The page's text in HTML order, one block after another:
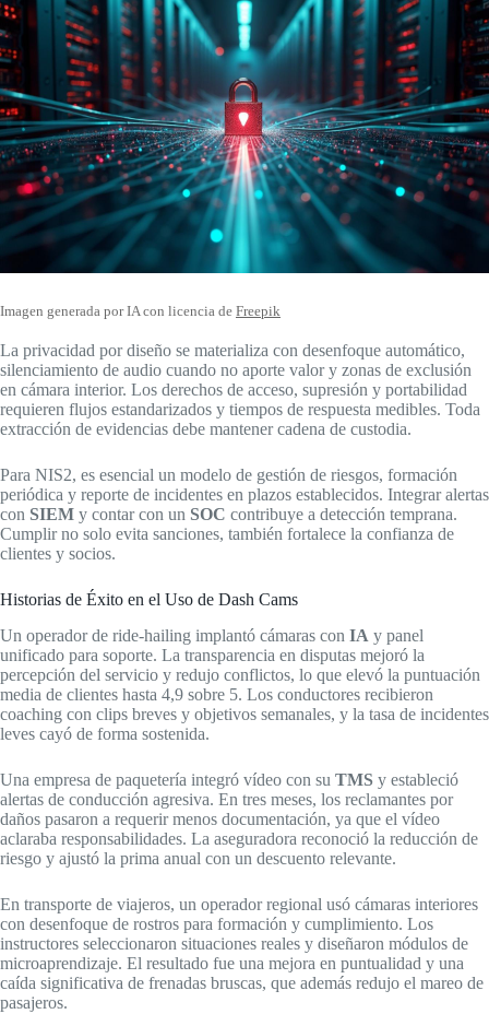
Imagen generada por IA con licencia de Freepik
La privacidad por diseño se materializa con desenfoque automático,
silenciamiento de audio cuando no aporte valor y zonas de exclusión
en cámara interior. Los derechos de acceso, supresión y portabilidad
requieren flujos estandarizados y tiempos de respuesta medibles. Toda
extracción de evidencias debe mantener cadena de custodia.
Para NIS2, es esencial un modelo de gestión de riesgos, formación
periódica y reporte de incidentes en plazos establecidos. Integrar alertas
con SIEM y contar con un SOC contribuye a detección temprana.
Cumplir no solo evita sanciones, también fortalece la confianza de
clientes y socios.
Historias de Éxito en el Uso de Dash Cams
Un operador de ride-hailing implantó cámaras con IA y panel
unificado para soporte. La transparencia en disputas mejoró la
percepción del servicio y redujo conflictos, lo que elevó la puntuación
media de clientes hasta 4,9 sobre 5. Los conductores recibieron
coaching con clips breves y objetivos semanales, y la tasa de incidentes
leves cayó de forma sostenida.
Una empresa de paquetería integró vídeo con su TMS y estableció
alertas de conducción agresiva. En tres meses, los reclamantes por
daños pasaron a requerir menos documentación, ya que el vídeo
aclaraba responsabilidades. La aseguradora reconoció la reducción de
riesgo y ajustó la prima anual con un descuento relevante.
En transporte de viajeros, un operador regional usó cámaras interiores
con desenfoque de rostros para formación y cumplimiento. Los
instructores seleccionaron situaciones reales y diseñaron módulos de
microaprendizaje. El resultado fue una mejora en puntualidad y una
caída significativa de frenadas bruscas, que además redujo el mareo de
pasajeros.